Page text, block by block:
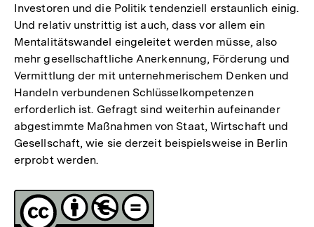
Investoren und die Politik tendenziell erstaunlich einig.
Und relativ unstrittig ist auch, dass vor allem ein
Mentalitätswandel eingeleitet werden müsse, also
mehr gesellschaftliche Anerkennung, Förderung und
Vermittlung der mit unternehmerischem Denken und
Handeln verbundenen Schlüsselkompetenzen
erforderlich ist. Gefragt sind weiterhin aufeinander
abgestimmte Maßnahmen von Staat, Wirtschaft und
Gesellschaft, wie sie derzeit beispielsweise in Berlin
erprobt werden.
Fussnoten
Lizenz